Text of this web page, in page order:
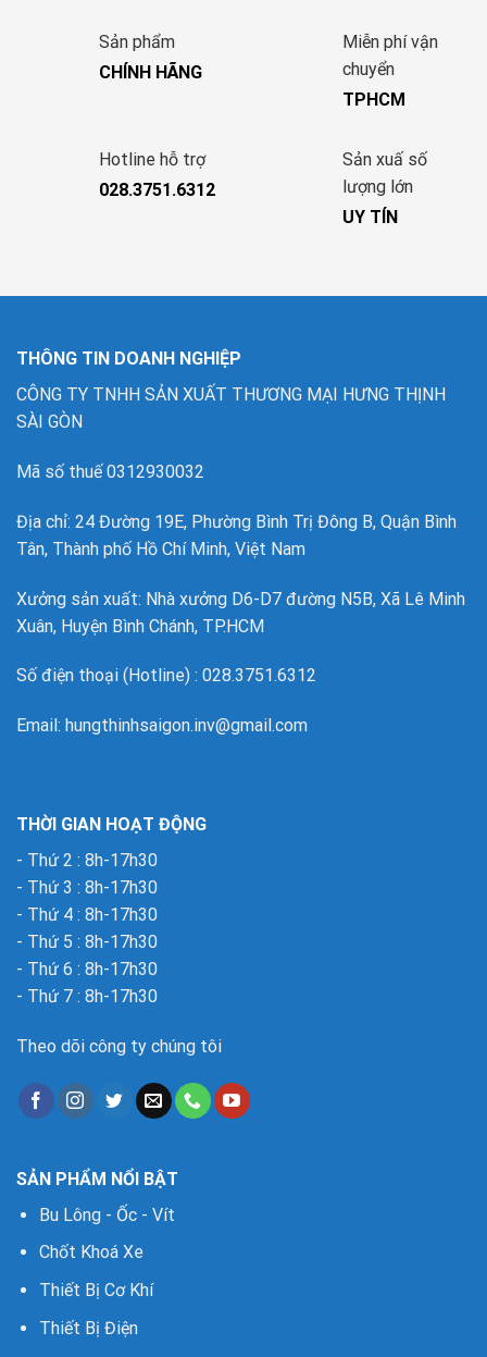
Sản phẩm
CHÍNH HÃNG
Miễn phí vận
chuyển
TPHCM
Hotline hỗ trợ
028.3751.6312
Sản xuấ số
lượng lớn
UY TÍN
THÔNG TIN DOANH NGHIỆP
CÔNG TY TNHH SẢN XUẤT THƯƠNG MẠI HƯNG THỊNH
SÀI GÒN
Mã số thuế 0312930032
Địa chỉ: 24 Đường 19E, Phường Bình Trị Đông B, Quận Bình
Tân, Thành phố Hồ Chí Minh, Việt Nam
Xưởng sản xuất: Nhà xưởng D6-D7 đường N5B, Xã Lê Minh
Xuân, Huyện Bình Chánh, TP.HCM
Số điện thoại (Hotline) : 028.3751.6312
Email: hungthinhsaigon.inv@gmail.com
THỜI GIAN HOẠT ĐỘNG
- Thứ 2 : 8h-17h30
- Thứ 3 : 8h-17h30
- Thứ 4 : 8h-17h30
- Thứ 5 : 8h-17h30
- Thứ 6 : 8h-17h30
- Thứ 7 : 8h-17h30
Theo dõi công ty chúng tôi
SẢN PHẨM NỔI BẬT
Bu Lông - Ốc - Vít
Chốt Khoá Xe
Thiết Bị Cơ Khí
Thiết Bị Điện